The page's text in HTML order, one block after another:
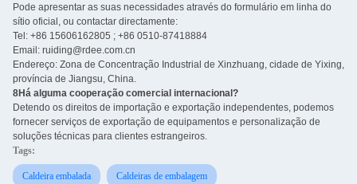
Pode apresentar as suas necessidades através do formulário em linha do
sítio oficial, ou contactar directamente:
Tel: +86 15606162805 ; +86 0510-87418884
Email: ruiding@rdee.com.cn
Endereço: Zona de Concentração Industrial de Xinzhuang, cidade de Yixing,
província de Jiangsu, China.
8Há alguma cooperação comercial internacional?
Detendo os direitos de importação e exportação independentes, podemos
fornecer serviços de exportação de equipamentos e personalização de
soluções técnicas para clientes estrangeiros.
Tags:
Caldeira embalada Caldeiras de embalagem